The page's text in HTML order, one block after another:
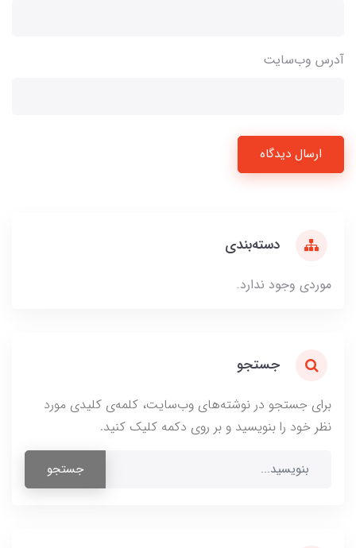
آدرس وب‌سایت
ارسال دیدگاه
دسته‌بندی
موردی وجود ندارد.
جستجو
برای جستجو در نوشته‌های وب‌سایت، کلمه‌ی کلیدی مورد
نظر خود را بنویسید و بر روی دکمه کلیک کنید.
جستجو